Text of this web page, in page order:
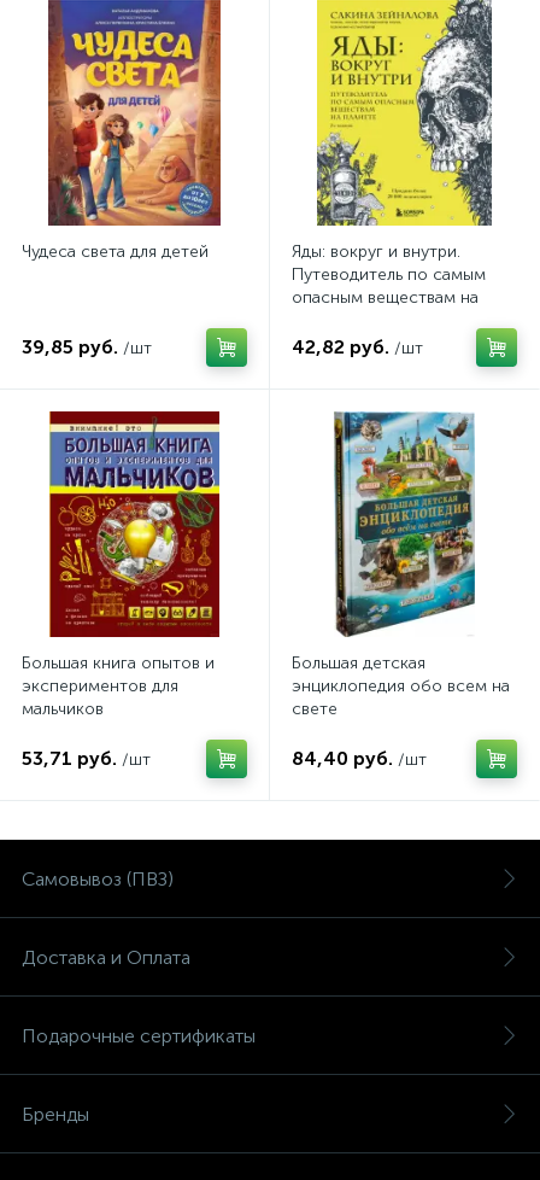
Чудеса света для детей
39,85 руб. /шт
Яды: вокруг и внутри.
Путеводитель по самым
опасным веществам на
42,82 руб. /шт
Большая книга опытов и
экспериментов для
мальчиков
53,71 руб. /шт
Большая детская
энциклопедия обо всем на
свете
84,40 руб. /шт
Самовывоз (ПВЗ)
Доставка и Оплата
Подарочные сертификаты
Бренды